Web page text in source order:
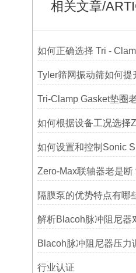
相关文章/
隔膜泵的优势特点有哪
行业认证